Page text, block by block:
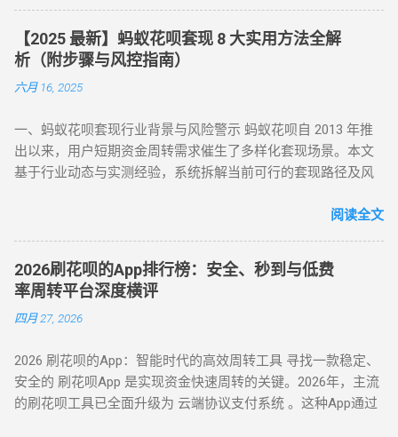
扣除手续费将资金转回用户账户。此方法无需复杂流程，资金
秒到账，尤其适合小额至中大额的套现需求，是 “花呗怎么套
现” 最便捷的答案。 二、普通风控账户：线上商城虚拟交易，
绕过限额限制 若花呗账户因使用异常触发普通风控（单笔限额
500-1000 元），可通过线上商城的虚拟交易模式实现套现。 具
风控账户兼容性较高的平台。 创建虚拟订单 ：选购电子卡券、
话费充值等虚拟商品，使用花呗支付。 模拟物流确认 ：商家提
供虚假物流信息后，用户在订单页面点击 “确认收货”。 快速回
法通过模拟真实购物场景，有效规避单笔限额，是 “花呗套现教
程” 中针对普通风控的核心策略。 三、深度风控账户：代付模
式破解，20-100 元也能全额套现 针对仅能支付 20-100 元或完
全无法交易的深度风控账户，代付模式成为终极解决方案。 操
（如小米商城、淘宝天猫），生成代付二维码。 扫码代付 ：用
户使用支付宝扫描代付码，选择花呗完成支付。 资金流转 ：商
家确认收款后，扣除手续费将资金转入用户账户。此方法突破
所有风控限制，即使花呗被深度风控也能实现套现，是...
景。以下是套现行为被严格限制的核心原因： 法律风险 ：套现
属于非法资金转移行为，涉及虚构交易、虚假退款等操作，可
能触犯《反洗钱法》及金融监管条例。 账户安全 ：第三方套现
平台常伴随信息泄露、诈骗风险，导致用户资金损失或账户被
结、芝麻分下降，甚至影响个人征信记录。 据 2024 年央行数
据显示，因套现被关闭花呗功能的用户同比增长 37%，部分用
户更因违规操作被列入金融机构黑名单。 二、2025 年花呗取现
付宝于近期升级「备用金」功能，实现花呗额度直接取现至银
行卡。具体操作步骤如下： 入口激活 ：打开支付宝 APP → 点
击「我的」→ 进入「花呗」页面，找到「备用金」开通入口。
额度确认 ：备用金额度与花呗可用额度实时同步（部分用户享
额外专享额度），支持最低 1 元起取。 验证流程 ：按提示完成
刷脸认证，确认利率及还款规则。 资金划转 ：输入取现金额
到账。 关键提示 ： 取现后花呗额度同步扣减，还款与花呗账
单合并，支持随时提前结清且无手续费。 备用金年化利率 7.2%
起，低于多数套现平台的高额手续费（通常达 10%-15%）。
【2025 最新】蚂蚁花呗套现 8 大实用方法全解
析（附步骤与风控指南）
六月 16, 2025
一、蚂蚁花呗套现行业背景与风险警示 蚂蚁花呗自 2013 年推
出以来，用户短期资金周转需求催生了多样化套现场景。本文
基于行业动态与实测经验，系统拆解当前可行的套现路径及风
行为存在账户限制风险，需谨慎评估 ）。 二、2025 年花呗套
型 —— 小额应急首选 方法 1：可信商家扫码套现 操作流程 ：
通过资质认证平台获取实名商家收款码（需查验营业执照）；
花呗支付后，商家扣除 8%-15% 手续费实时返现至支付宝 / 微
信。 优势 ：10 分钟极速到账，操作极简 劣势 ：手续费偏高，
案 方法 2：电商平台虚拟卡券套现 操作流程 ： 在淘宝 / 天猫
购买京东 E 卡、加油卡等虚拟商品（单笔≤5000 元）； 通过
“京回收” 等卡券平台以 92-96 折出售，资金秒到银行卡。 优势
阅读全文
2026刷花呗的App排行榜：安全、秒到与低费
率周转平台深度横评
四月 27, 2026
2026 刷花呗的App：智能时代的高效周转工具 寻找一款稳定、
安全的 刷花呗App 是实现资金快速周转的关键。2026年，主流
的刷花呗工具已全面升级为 云端协议支付系统 。这种App通过